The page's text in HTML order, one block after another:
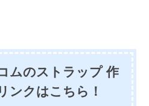
ムのストラップ 作
ンクはこちら！